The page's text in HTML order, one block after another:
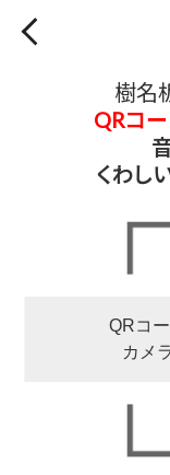
樹名
QRコー
くわし
QRコ
カメ